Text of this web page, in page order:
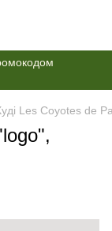
Les Coyotes de